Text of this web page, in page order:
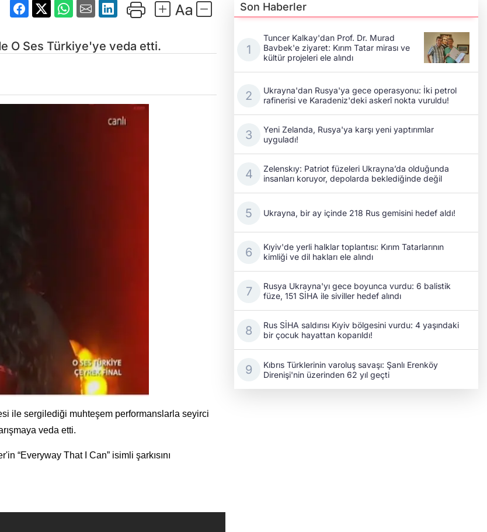
O Ses Türkiye'ye veda etti.
ile sergilediği muhteşem performanslarla seyirci
veda etti.
“Everyway That I Can” isimli şarkısını
Son Haberler
Tuncer Kalkay'dan Prof. Dr. Murad
Bavbek'e ziyaret: Kırım Tatar mirası ve
kültür projeleri ele alındı
Ukrayna'dan Rusya'ya gece operasyonu: İki petrol
rafinerisi ve Karadeniz'deki askerî nokta vuruldu!
Yeni Zelanda, Rusya'ya karşı yeni yaptırımlar
uyguladı!
Zelenskıy: Patriot füzeleri Ukrayna’da olduğunda
insanları koruyor, depolarda beklediğinde değil
Ukrayna, bir ay içinde 218 Rus gemisini hedef aldı!
Kıyiv'de yerli halklar toplantısı: Kırım Tatarlarının
kimliği ve dil hakları ele alındı
Rusya Ukrayna'yı gece boyunca vurdu: 6 balistik
füze, 151 SİHA ile siviller hedef alındı
Rus SİHA saldırısı Kıyiv bölgesini vurdu: 4 yaşındaki
bir çocuk hayattan koparıldı!
Kıbrıs Türklerinin varoluş savaşı: Şanlı Erenköy
Direnişi'nin üzerinden 62 yıl geçti